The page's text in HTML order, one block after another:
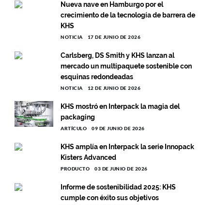
Nueva nave en Hamburgo por el
crecimiento de la tecnología de barrera de
KHS
NOTICIA 17 DE JUNIO DE 2026
Carlsberg, DS Smith y KHS lanzan al
mercado un multipaquete sostenible con
esquinas redondeadas
NOTICIA 12 DE JUNIO DE 2026
KHS mostró en Interpack la magia del
packaging
ARTÍCULO 09 DE JUNIO DE 2026
KHS amplía en Interpack la serie Innopack
Kisters Advanced
PRODUCTO 03 DE JUNIO DE 2026
Informe de sostenibilidad 2025: KHS
cumple con éxito sus objetivos